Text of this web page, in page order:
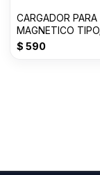
CARGADOR PARA
MAGNETICO
GENERICO
$ 590